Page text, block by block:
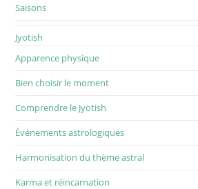
Saisons
Jyotish
Apparence physique
Bien choisir le moment
Comprendre le Jyotish
Événements astrologiques
Harmonisation du thème astral
Karma et réincarnation